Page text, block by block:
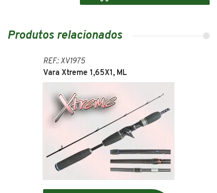
Produtos relacionados
REF.: XV1975
Vara Xtreme 1,65X1, ML